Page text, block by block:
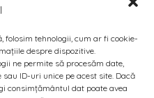
folosim tehnologii, cum ar fi cookie-
despre dispozitive.
ne permite să procesăm date,
ID-uri unice pe acest site. Dacă
consimțământul dat poate avea